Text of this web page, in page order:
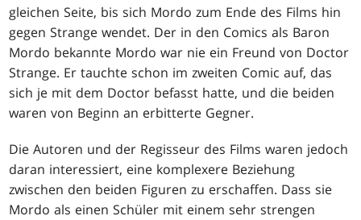
gleichen Seite, bis sich Mordo zum Ende des Films hin
gegen Strange wendet. Der in den Comics als Baron
Mordo bekannte Mordo war nie ein Freund von Doctor
Strange. Er tauchte schon im zweiten Comic auf, das
sich je mit dem Doctor befasst hatte, und die beiden
waren von Beginn an erbitterte Gegner.
Die Autoren und der Regisseur des Films waren jedoch
daran interessiert, eine komplexere Beziehung
zwischen den beiden Figuren zu erschaffen. Dass sie
Mordo als einen Schüler mit einem sehr strengen